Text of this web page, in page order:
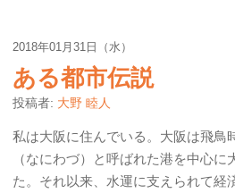
2018年01月31日（水）
ある都市伝説
投稿者: 大野 睦人
私は大阪に住んでいる。大阪は飛鳥
（なにわづ）と呼ばれた港を中心に
た。それ以来、水運に支えられて経